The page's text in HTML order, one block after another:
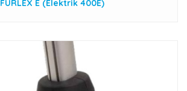
FURLEX E (Elektrik 400E)